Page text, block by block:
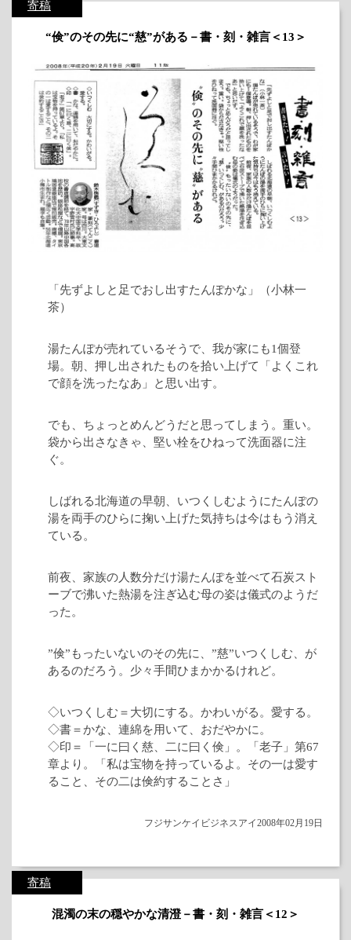
寄稿
“倹”のその先に“慈”がある－書・刻・雑言＜13＞
「先ずよしと足でおし出すたんぽかな」（小林一
茶）
湯たんぽが売れているそうで、我が家にも1個登
場。朝、押し出されたものを拾い上げて「よくこれ
で顔を洗ったなあ」と思い出す。
でも、ちょっとめんどうだと思ってしまう。重い。
袋から出さなきゃ、堅い栓をひねって洗面器に注
ぐ。
しばれる北海道の早朝、いつくしむようにたんぽの
湯を両手のひらに掬い上げた気持ちは今はもう消え
ている。
前夜、家族の人数分だけ湯たんぽを並べて石炭スト
ーブで沸いた熱湯を注ぎ込む母の姿は儀式のようだ
った。
”倹”もったいないのその先に、”慈”いつくしむ、が
あるのだろう。少々手間ひまかかるけれど。
◇いつくしむ＝大切にする。かわいがる。愛する。
◇書＝かな、連綿を用いて、おだやかに。
◇印＝「一に曰く慈、二に曰く倹」。「老子」第67
章より。「私は宝物を持っているよ。その一は愛す
ること、その二は倹約することさ」
フジサンケイビジネスアイ2008年02月19日
寄稿
混濁の末の穏やかな清澄－書・刻・雑言＜12＞